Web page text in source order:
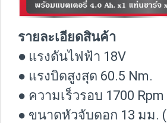
รายละเอียดสินค้า
● แรงดันไฟฟ้า 18V
● แรงบิดสูงสุด 60.5 Nm.
● ความเร็วรอบ 1700 Rpm
● ขนาดหัวจับดอก 13 มม.